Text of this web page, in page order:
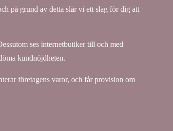
på grund av detta slår vi ett slag för dig att
ses internetbutiker till och med
kundnöjdheten.
företagens varor, och får provision om